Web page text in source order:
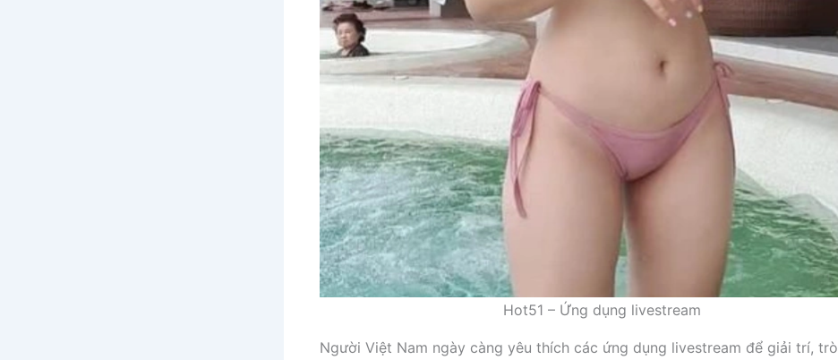
Hot51 – Ứng dụng livestream
Người Việt Nam ngày càng yêu thích các ứng dụng livestream để giải trí, trò